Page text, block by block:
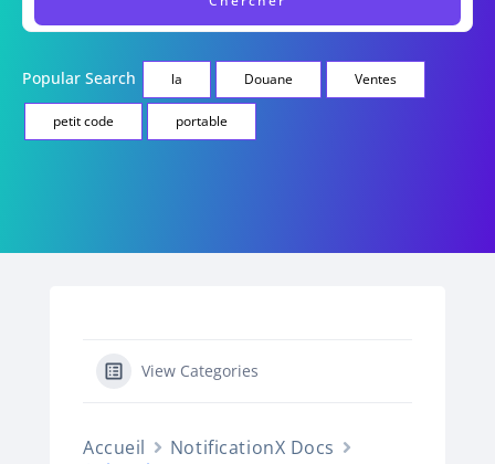
Popular Search la Douane Ventes
petit code portable
View Categories
Accueil
NotificationX Docs